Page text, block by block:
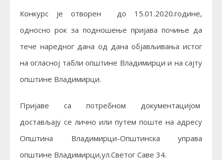
Конкурс је отворен до 15.01.2020.године,
односно рок за подношење пријава почиње да
тече наредног дана од дана објављивања истог
на огласној табли општине Владимирци и на сајту
општине Владимирци.
Пријавe са потребном документацијом
достављају се лично или путем поште на адресу
Општина Владимирци-Општинска управа
општине Владимирци,ул.Светог Саве 34.